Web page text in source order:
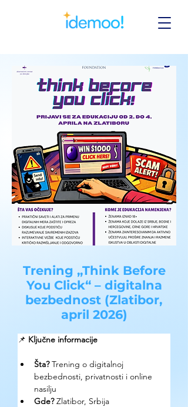
Trening „Think Before
You Click“ – digitalna
bezbednost (Zlatibor,
april 2026)
📌 Ključne informacije
Šta? Trening o digitalnoj
bezbednosti, privatnosti i online
nasilju
Gde? Zlatibor, Srbija